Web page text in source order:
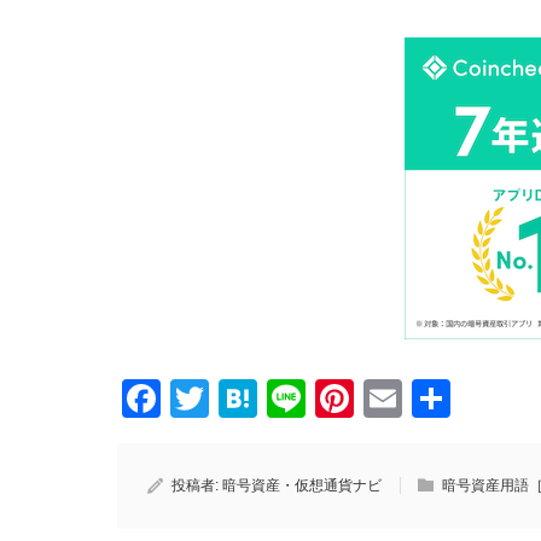
Facebook
Twitter
Hatena
LinePinterest
Email
投稿者: 暗号資産・仮想通貨ナビ 暗号資産用語